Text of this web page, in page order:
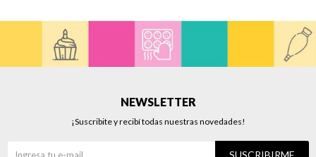
NEWSLETTER
¡Suscribite y recibí todas nuestras novedades!
SUSCRIBIRME